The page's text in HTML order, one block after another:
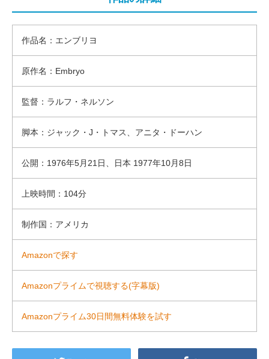
作品名：エンブリヨ
原作名：Embryo
監督：ラルフ・ネルソン
脚本：ジャック・J・トマス、アニタ・ドーハン
公開：1976年5月21日、日本 1977年10月8日
上映時間：104分
制作国：アメリカ
Amazonで探す
Amazonプライムで視聴する(字幕版)
Amazonプライム30日間無料体験を試す